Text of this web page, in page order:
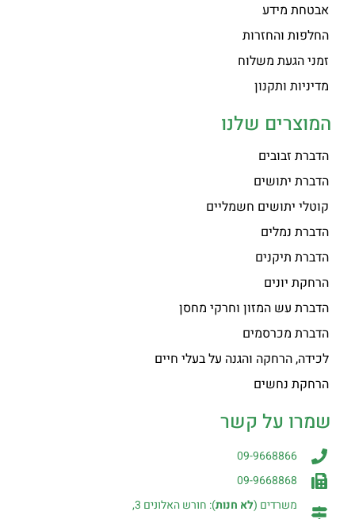
אבטחת מידע
החלפות והחזרות
זמני הגעת משלוח
מדיניות ותקנון
המוצרים שלנו
הדברת זבובים
הדברת יתושים
קוטלי יתושים חשמליים
הדברת נמלים
הדברת תיקנים
הרחקת יונים
הדברת עש המזון וחרקי מחסן
הדברת מכרסמים
לכידה, הרחקה והגנה על בעלי חיים
הרחקת נחשים
שמרו על קשר
09-9668866
09-9668868
משרדים (לא חנות): חורש האלונים 3,